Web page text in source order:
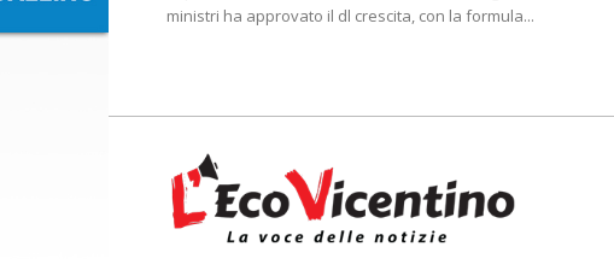
ministri ha approvato il dl crescita, con la formula...